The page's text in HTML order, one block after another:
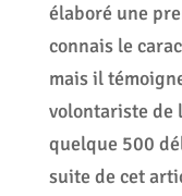
élaboré une
connais le
mais il
volontariste de
quelque 500
suite de cet